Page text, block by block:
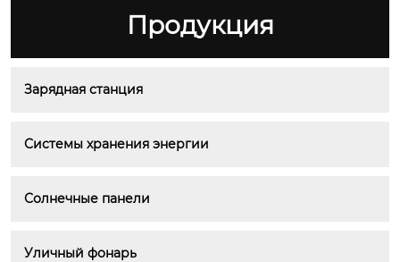
Продукция
Зарядная станция
Системы хранения энергии
Солнечные панели
Уличный фонарь